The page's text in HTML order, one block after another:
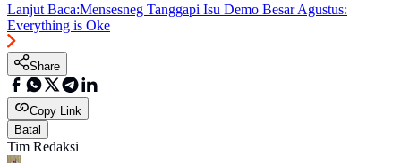
Lanjut Baca:Mensesneg Tanggapi Isu Demo Besar Agustus:
Everything is Oke
Share
Copy Link
Batal
Tim Redaksi